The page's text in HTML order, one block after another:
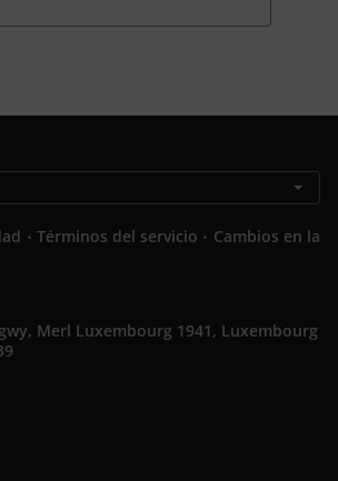
. Términos del servicio . Cambios en la
Merl Luxembourg 1941, Luxembourg